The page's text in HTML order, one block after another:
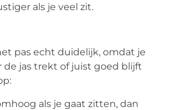
als je veel zit.
pas echt duidelijk, omdat je
de jas trekt of juist goed blijft
als je gaat zitten, dan